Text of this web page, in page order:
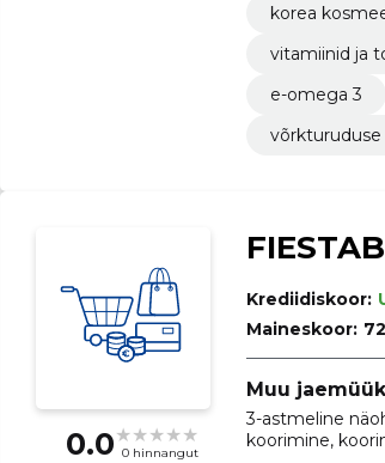
korea
vitamiinid ja
e-omega 3
võrkturuduse
0.0 0 hinnangut
Krediidiskoor:
Maineskoor:
Muu jaemüük
3-astmeline
koorimine,